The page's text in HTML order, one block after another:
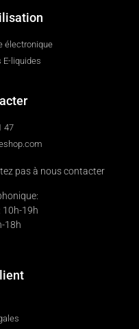
électronique
E-liquides
47
pas à nous contacter
10h-19h
18h